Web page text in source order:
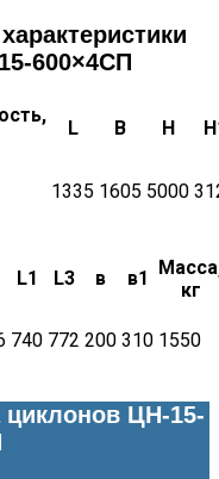
600×4СП
L B H
1335 1605 5000
L1 L3 в в1
кг
740 772 200 310 1550
ЦН-15-